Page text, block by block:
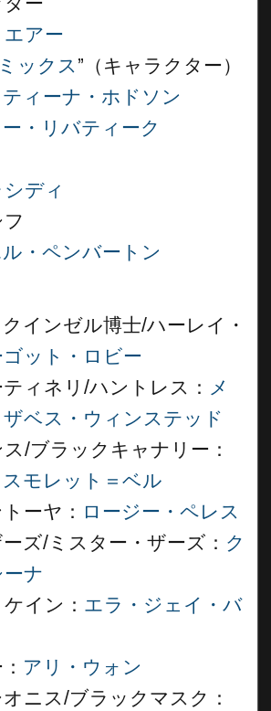
アー
ックス”（キャラクター）
ィーナ・ホドソン
・リバティーク
ディ
・ペンバートン
インゼル博士/ハーレイ・
ゴット・ロビー
ィネリ/ハントレス： メ
ベス・ウィンステッド
/ブラックキャナリー：
モレット＝ベル
ーヤ： ロージー・ペレス
ズ/ミスター・ザーズ： ク
ナ
イン： エラ・ジェイ・バ
アリ・ウォン
ニス/ブラックマスク：